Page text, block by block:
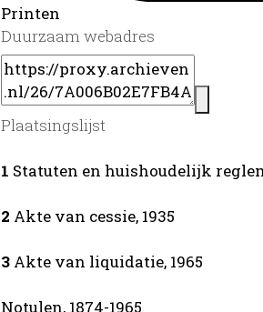
Printen
Duurzaam webadres
Plaatsingslijst
1 Statuten en huishoudelijk
2 Akte van cessie, 1935
3 Akte van liquidatie, 1965
Notulen, 1874-1965